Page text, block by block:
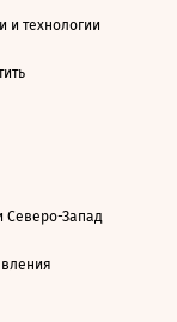
и технологии
Северо-Запад